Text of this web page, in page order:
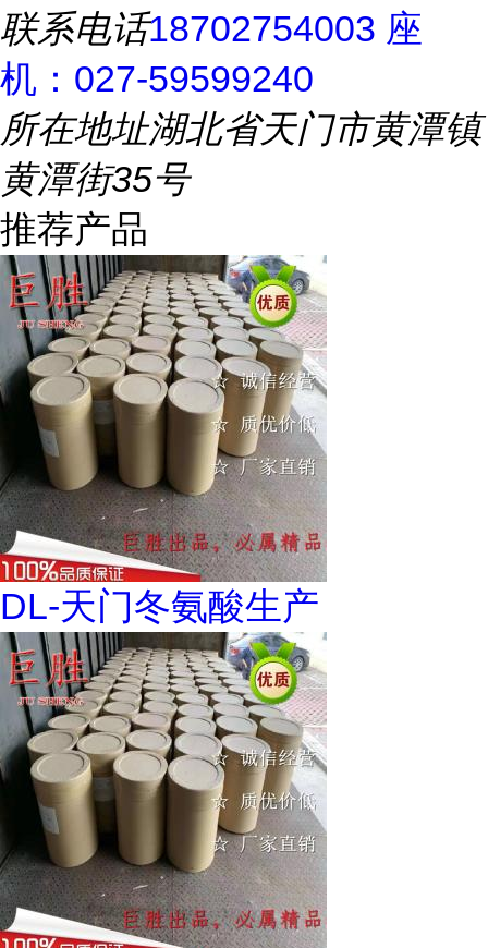
联系电话18702754003 座
机：027-59599240
所在地址湖北省天门市黄潭镇
黄潭街35号
推荐产品
DL-天门冬氨酸生产